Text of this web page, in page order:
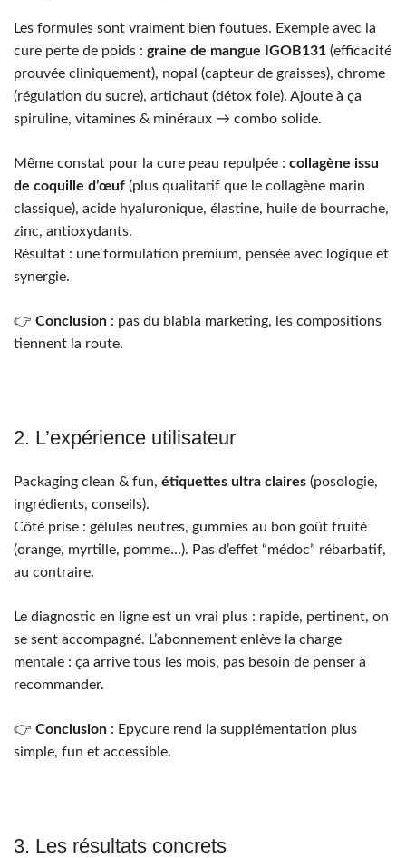
Les formules sont vraiment bien foutues. Exemple avec la
cure perte de poids : graine de mangue IGOB131 (efficacité
prouvée cliniquement), nopal (capteur de graisses), chrome
(régulation du sucre), artichaut (détox foie). Ajoute à ça
spiruline, vitamines & minéraux → combo solide.
Même constat pour la cure peau repulpée : collagène issu
de coquille d’œuf (plus qualitatif que le collagène marin
classique), acide hyaluronique, élastine, huile de bourrache,
zinc, antioxydants.
Résultat : une formulation premium, pensée avec logique et
synergie.
👉 Conclusion : pas du blabla marketing, les compositions
tiennent la route.
2. L’expérience utilisateur
Packaging clean & fun, étiquettes ultra claires (posologie,
ingrédients, conseils).
Côté prise : gélules neutres, gummies au bon goût fruité
(orange, myrtille, pomme…). Pas d’effet “médoc” rébarbatif,
au contraire.
Le diagnostic en ligne est un vrai plus : rapide, pertinent, on
se sent accompagné. L’abonnement enlève la charge
mentale : ça arrive tous les mois, pas besoin de penser à
recommander.
👉 Conclusion : Epycure rend la supplémentation plus
simple, fun et accessible.
3. Les résultats concrets